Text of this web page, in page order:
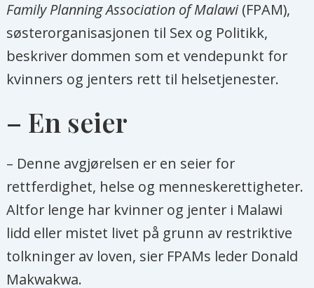
Family Planning Association of Malawi(FPAM),
søsterorganisasjonen til Sex og Politikk,
beskriver dommen som et vendepunkt for
kvinners og jenters rett til helsetjenester.
– En seier
– Denne avgjørelsen er en seier for
rettferdighet, helse og menneskerettigheter.
Altfor lenge har kvinner og jenter i Malawi
lidd eller mistet livet på grunn av restriktive
tolkninger av loven, sier FPAMs leder Donald
Makwakwa.